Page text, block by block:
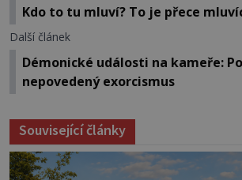
Kdo to tu mluví? To je přece
Další článek
Démonické události na kameře:
nepovedený exorcismus
Související články